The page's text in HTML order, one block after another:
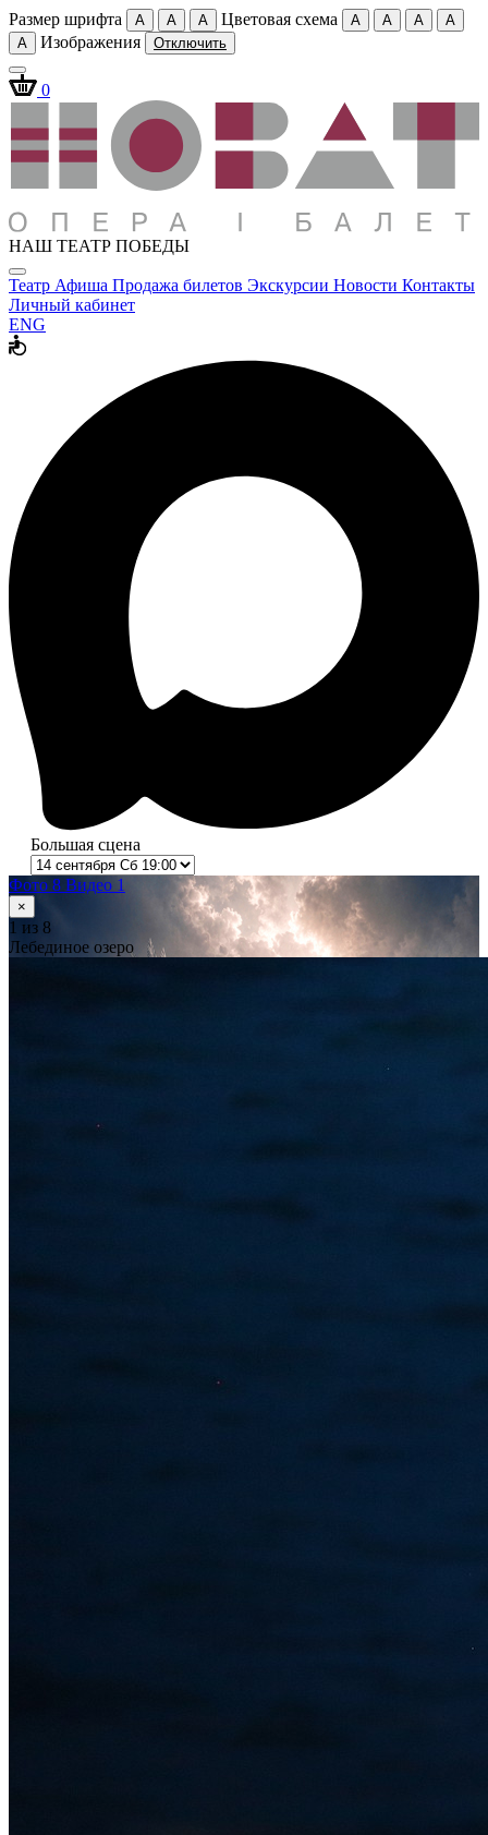
Размер шрифта A A A Цветовая схема A A A
A
A
Изображения Отключить
0
НАШ ТЕАТР ПОБЕДЫ
Театр Афиша Продажа билетов Экскурсии Новости Контакты
Личный кабинет
ENG
Большая сцена
Фото 8 Видео 1
×
1 из 8
Лебединое озеро